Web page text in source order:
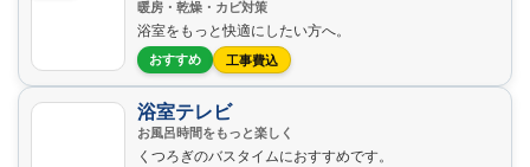
暖房・乾燥・カビ対策
浴室をもっと快適にしたい方へ。
おすすめ 工事費込
浴室テレビ
お風呂時間をもっと楽しく
くつろぎのバスタイムにおすすめです。